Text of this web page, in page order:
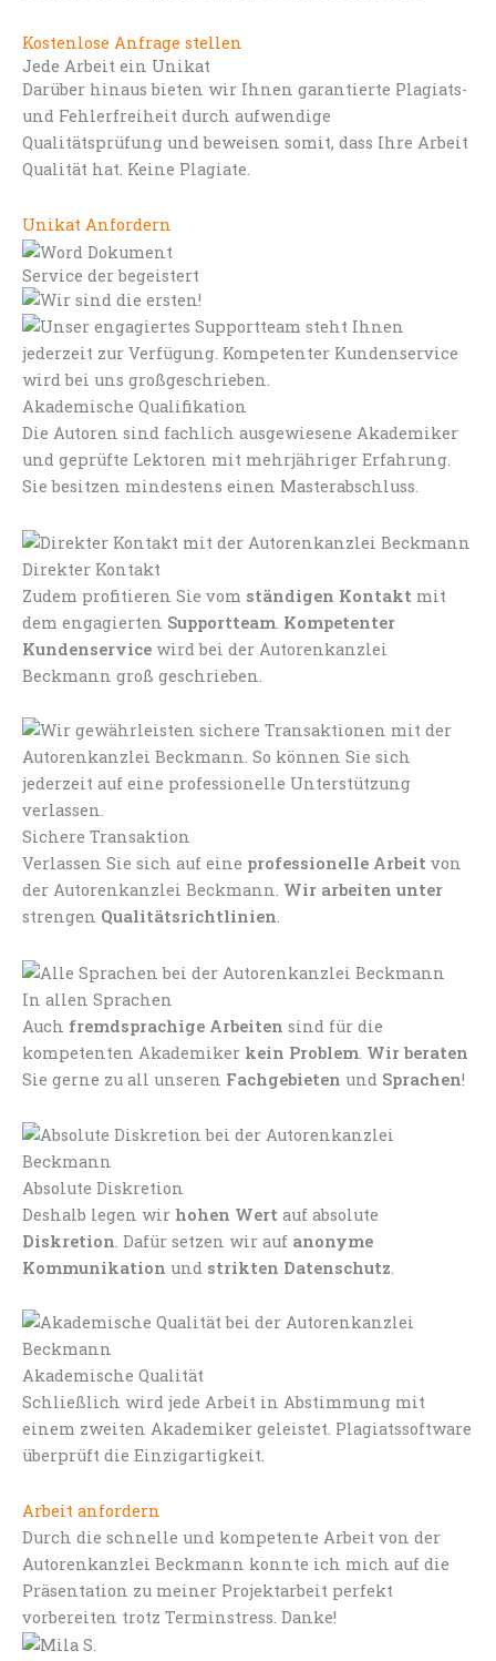
Kostenlose Anfrage stellen
Jede Arbeit ein Unikat
Darüber hinaus bieten wir Ihnen garantierte Plagiats-
und Fehlerfreiheit durch aufwendige
Qualitätsprüfung und beweisen somit, dass Ihre Arbeit
Qualität hat. Keine Plagiate.
Unikat Anfordern
Service der begeistert
Akademische Qualifikation
Die Autoren sind fachlich ausgewiesene Akademiker
und geprüfte Lektoren mit mehrjähriger Erfahrung.
Sie besitzen mindestens einen Masterabschluss.
Direkter Kontakt
Zudem profitieren Sie vom ständigen Kontakt mit
dem engagierten Supportteam. Kompetenter
Kundenservice wird bei der Autorenkanzlei
Beckmann groß geschrieben.
Sichere Transaktion
Verlassen Sie sich auf eine professionelle Arbeit von
der Autorenkanzlei Beckmann. Wir arbeiten unter
strengen Qualitätsrichtlinien.
In allen Sprachen
Auch fremdsprachige Arbeiten sind für die
kompetenten Akademiker kein Problem. Wir beraten
Sie gerne zu all unseren Fachgebieten und Sprachen!
Absolute Diskretion
Deshalb legen wir hohen Wert auf absolute
Diskretion . Dafür setzen wir auf anonyme
Kommunikation und strikten Datenschutz
Akademische Qualität
Schließlich wird jede Arbeit in Abstimmung mit
einem zweiten Akademiker geleistet. Plagiatssoftware
überprüft die Einzigartigkeit.
Arbeit anfordern
Durch die schnelle und kompetente Arbeit von der
Autorenkanzlei Beckmann konnte ich mich auf die
Präsentation zu meiner Projektarbeit perfekt
vorbereiten trotz Terminstress. Danke!